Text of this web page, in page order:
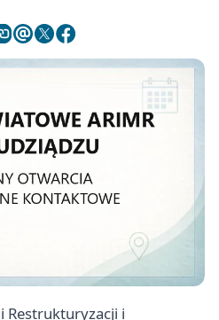
Restrukturyzacji i